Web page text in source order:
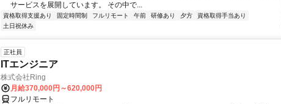
サービスを展開しています。 その中で...
資格取得支援あり 固定時間制 フルリモート 午前 研修あり 夕方
資格取得手当あり
土日祝休み
正社員
ITエンジニア
株式会社Ring
月給370,000円～620,000円
フルリモート